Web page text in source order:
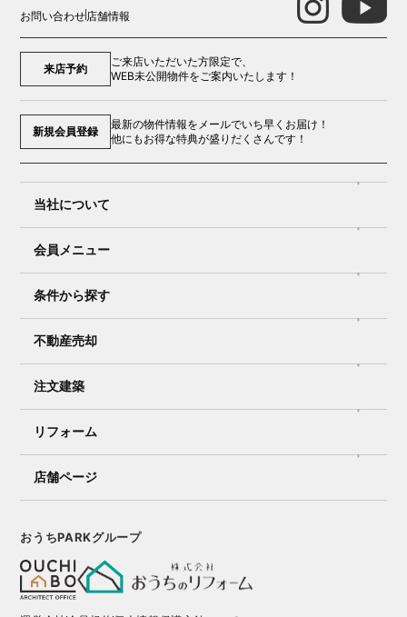
お問い合わせ店舗情報
来店予約
ご来店いただいた方限定で、
WEB未公開物件をご案内いたします！
新規会員登録
最新の物件情報をメールでいち早くお届け！
他にもお得な特典が盛りだくさんです！
当社について
会員メニュー
条件から探す
不動産売却
注文建築
リフォーム
店舗ページ
おうちPARKグループ